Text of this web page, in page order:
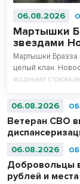
06.08.2026
Мартышки
звездами
Мартышки Бразза
целый клан.
модными
06.08.2026
Ветеран СВО
06.08.2026
Добровольцы
рублей и места